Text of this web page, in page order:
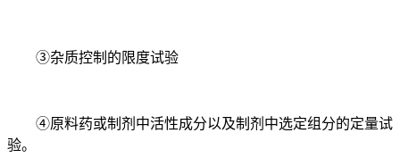
③杂质控制的限度试验
④原料药或制剂中活性成分以及制剂中选定组分的定量试
验。